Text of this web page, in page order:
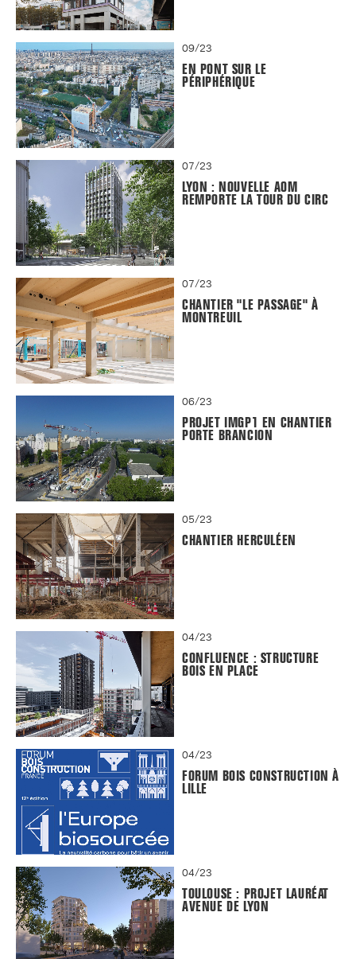
09/23
EN PONT SUR LE
PÉRIPHÉRIQUE
07/23
LYON : NOUVELLE AOM
REMPORTE LA TOUR DU CIRC
07/23
CHANTIER "LE PASSAGE" À
MONTREUIL
06/23
PROJET IMGP1 EN CHANTIER
PORTE BRANCION
05/23
CHANTIER HERCULÉEN
04/23
CONFLUENCE : STRUCTURE
BOIS EN PLACE
04/23
FORUM BOIS CONSTRUCTION À
LILLE
04/23
TOULOUSE : PROJET LAURÉAT
AVENUE DE LYON